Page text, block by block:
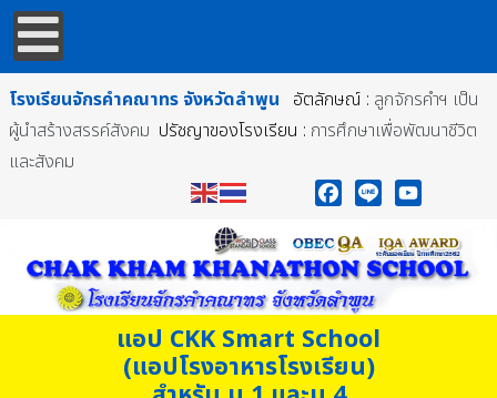
โรงเรียนจักรคำคณาทร จังหวัดลำพูน อัตลักษณ์ : ลูกจักรคำฯ เป็น
ผู้นำสร้างสรรค์สังคม ปรัชญาของโรงเรียน : การศึกษาเพื่อพัฒนาชีวิต
และสังคม
แอป CKK Smart School
(แอปโรงอาหารโรงเรียน)